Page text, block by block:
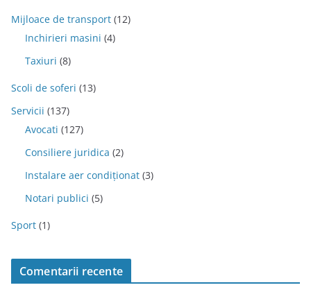
Mijloace de transport (12)
Inchirieri masini (4)
Taxiuri (8)
Scoli de soferi (13)
Servicii (137)
Avocati (127)
Consiliere juridica (2)
Instalare aer condiționat (3)
Notari publici (5)
Sport (1)
Comentarii recente